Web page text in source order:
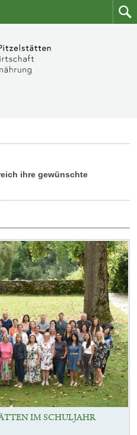
Zum
ihre gewünschte
IM SCHULJAHR